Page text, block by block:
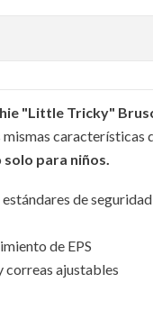
"Little Tricky"
características
solo para niños.
de
de EPS
correas ajustables